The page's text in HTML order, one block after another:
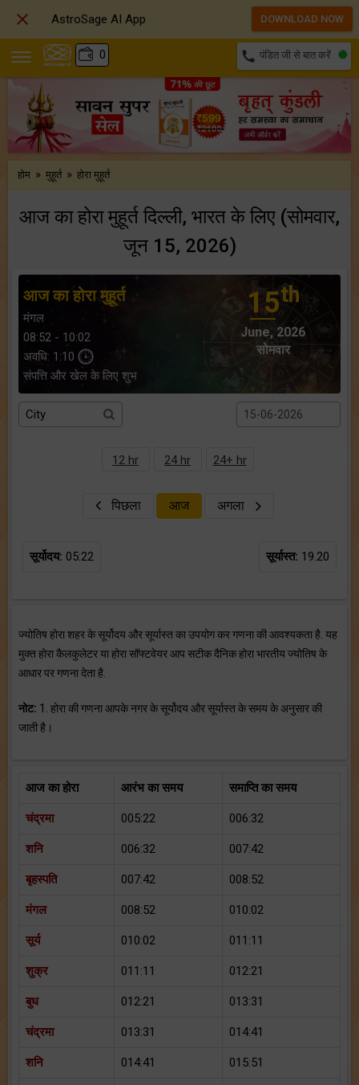
0 call पंडित जी से बात करें
होम » मुहूर्त » होरा मुहूर्त
आज का होरा मुहूर्त दिल्ली, भारत के लिए (सोमवार,
जून 15, 2026)
आज का होरा मुहूर्त
मंगल
08:52 - 10:02
अवधि: 1:10
संपत्ति और खेल के लिए शुभ
15th
June, 2026
सोमवार
12 hr 24 hr 24+ hr
पिछला आज अगला
सूर्योदय: 05:22 सूर्यास्त: 19.20
ज्योतिष होरा शहर के सूर्योदय और सूर्यास्त का उपयोग कर गणना की आवश्यकता है. यह
मुक्त होरा कैलकुलेटर या होरा सॉफ्टवेयर आप सटीक दैनिक होरा भारतीय ज्योतिष के
आधार पर गणना देता है.
नोट: 1. होरा की गणना आपके नगर के सूर्योदय और सूर्यास्त के समय के अनुसार की
जाती है।
आज का होरा आरंभ का समय समाप्ति का समय
चंद्रमा 005:22 006:32
शनि 006:32 007:42
बृहस्पति 007:42 008:52
मंगल 008:52 010:02
सूर्य 010:02 011:11
शुक्र 011:11 012:21
बुध 012:21 013:31
चंद्रमा 013:31 014:41
शनि 014:41 015:51
 AstroSage AI App DOWNLOAD NOW